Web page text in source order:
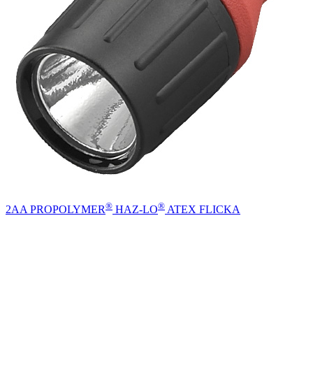
2AA PROPOLYMER® HAZ-LO® ATEX FLICKA